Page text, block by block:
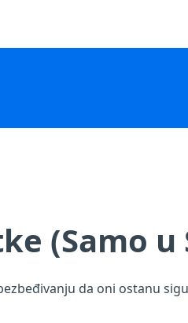
(Samo u
da oni ostanu